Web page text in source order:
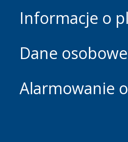
Informacje o
Dane osobowe
Alarmowanie